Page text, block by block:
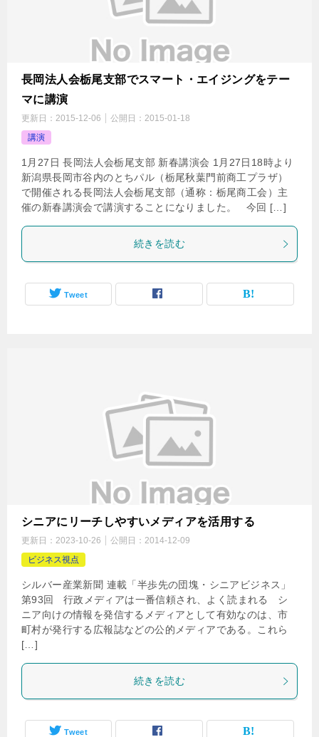
長岡法人会栃尾支部でスマート・エイジングをテー
マに講演
更新日： 2015-12-06 公開日： 2015-01-18
講演
1月27日 長岡法人会栃尾支部 新春講演会 1月27日18時より
新潟県長岡市谷内のとちパル（栃尾秋葉門前商工プラザ）
で開催される長岡法人会栃尾支部（通称：栃尾商工会）主
催の新春講演会で講演することになりました。 今回 […]
続きを読む
Tweet
シニアにリーチしやすいメディアを活用する
更新日： 2023-10-26 公開日： 2014-12-09
ビジネス視点
シルバー産業新聞 連載「半歩先の団塊・シニアビジネス」
第93回 行政メディアは一番信頼され、よく読まれる シ
ニア向けの情報を発信するメディアとして有効なのは、市
町村が発行する広報誌などの公的メディアである。これら
[…]
続きを読む
Tweet